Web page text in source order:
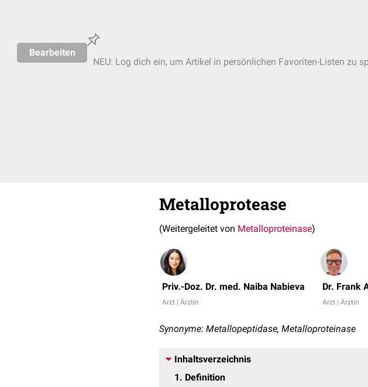
Bearbeiten
NEU: Log dich ein, um Artikel in persönlichen Favoriten-Listen zu
Metalloprotease
(Weitergeleitet von Metalloproteinase)
Priv.-Doz. Dr. med. Naiba Nabieva
Arzt | Ärztin
Dr. Frank
Arzt | Ärztin
Synonyme: Metallopeptidase, Metalloproteinase
Inhaltsverzeichnis
1
Definition